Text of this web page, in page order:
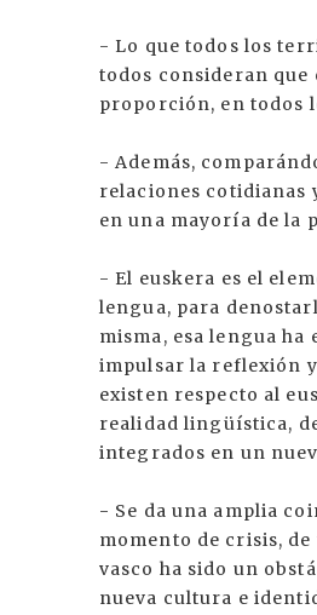
- Lo que todos los
todos consideran que
proporción, en todos
- Además,
relaciones cotidianas
en una mayoría de la
- El euskera es el
lengua, para
misma, esa lengua ha
impulsar la reflexión
existen respecto al
realidad lingüística,
integrados en un
- Se da una amplia
momento de crisis,
vasco ha sido un
nueva cultura e